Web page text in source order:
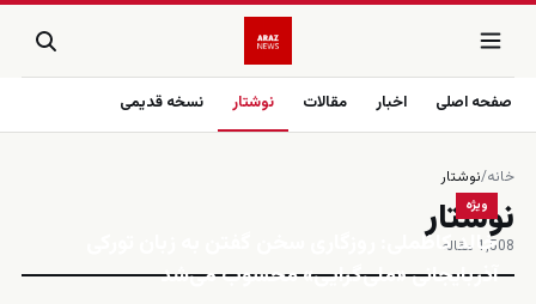
صفحه اصلی اخبار مقالات نوشتار نسخه قدیمی
خانه/نوشتار
نوشتار
1٬508 مقاله
ویژه
خالد کاظملی: روزگاری سخن گفتن به زبان تورکی
آذربایجانی «ملی‌گرایی» محسوب می‌شد